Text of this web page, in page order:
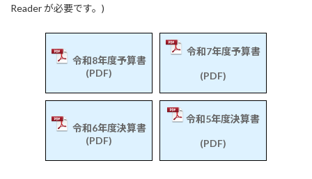
Reader が必要です。)
令和8年度予算書
(PDF)
令和7年度予算書
(PDF)
令和6年度決算書
(PDF)
令和5年度決算書
(PDF)